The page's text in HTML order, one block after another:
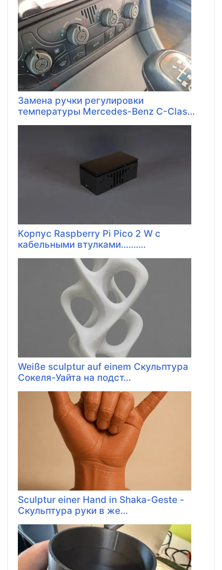
Замена ручки регулировки
температуры Mercedes-Benz C-Clas...
Корпус Raspberry Pi Pico 2 W с
кабельными втулками..........
Weiße sculptur auf einem Скульптура
Сокеля-Уайта на подст...
Sculptur einer Hand in Shaka-Geste -
Скульптура руки в же...